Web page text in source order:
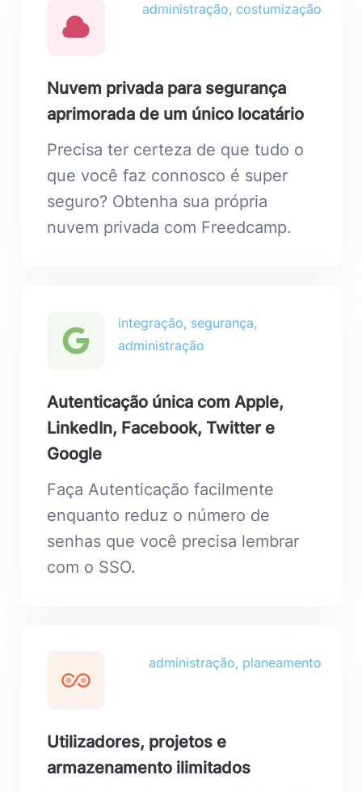
administração, costumização
Nuvem privada para segurança
aprimorada de um único locatário
Precisa ter certeza de que tudo o
que você faz connosco é super
seguro? Obtenha sua própria
nuvem privada com Freedcamp.
integração, segurança,
administração
Autenticação única com Apple,
LinkedIn, Facebook, Twitter e
Google
Faça Autenticação facilmente
enquanto reduz o número de
senhas que você precisa lembrar
com o SSO.
administração, planeamento
Utilizadores, projetos e
armazenamento ilimitados